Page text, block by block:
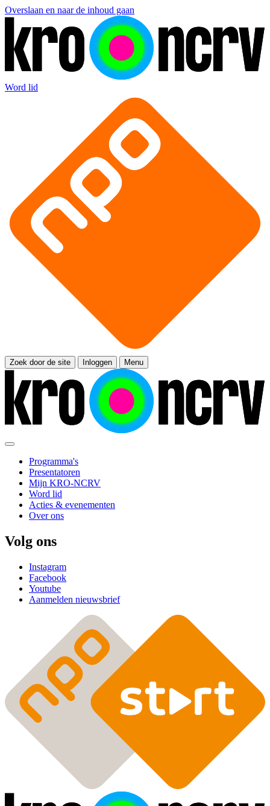
Overslaan en naar de inhoud gaan
Word lid
Zoek door de site Inloggen Menu
Programma's
Presentatoren
Mijn KRO-NCRV
Word lid
Acties & evenementen
Over ons
Volg ons
Instagram
Facebook
Youtube
Aanmelden nieuwsbrief